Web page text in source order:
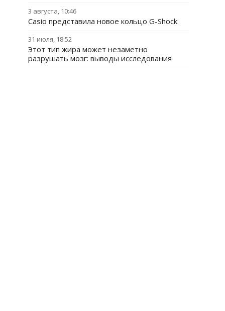
3 августа, 10:46
Casio представила новое кольцо G-Shock
31 июля, 18:52
Этот тип жира может незаметно
разрушать мозг: выводы исследования